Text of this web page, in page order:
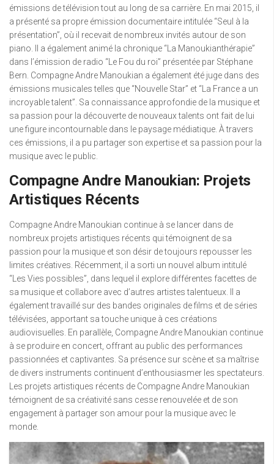
émissions de télévision tout au long de sa carrière. En mai 2015, il
a présenté sa propre émission documentaire intitulée “Seul à la
présentation”, où il recevait de nombreux invités autour de son
piano. Il a également animé la chronique “La Manoukianthérapie”
dans l’émission de radio “Le Fou du roi” présentée par Stéphane
Bern. Compagne Andre Manoukian a également été juge dans des
émissions musicales telles que “Nouvelle Star” et “La France a un
incroyable talent”. Sa connaissance approfondie de la musique et
sa passion pour la découverte de nouveaux talents ont fait de lui
une figure incontournable dans le paysage médiatique. À travers
ces émissions, il a pu partager son expertise et sa passion pour la
musique avec le public.
Compagne Andre Manoukian: Projets
Artistiques Récents
Compagne Andre Manoukian continue à se lancer dans de
nombreux projets artistiques récents qui témoignent de sa
passion pour la musique et son désir de toujours repousser les
limites créatives. Récemment, il a sorti un nouvel album intitulé
“Les Vies possibles”, dans lequel il explore différentes facettes de
sa musique et collabore avec d’autres artistes talentueux. Il a
également travaillé sur des bandes originales de films et de séries
télévisées, apportant sa touche unique à ces créations
audiovisuelles. En parallèle, Compagne Andre Manoukian continue
à se produire en concert, offrant au public des performances
passionnées et captivantes. Sa présence sur scène et sa maîtrise
de divers instruments continuent d’enthousiasmer les spectateurs.
Les projets artistiques récents de Compagne Andre Manoukian
témoignent de sa créativité sans cesse renouvelée et de son
engagement à partager son amour pour la musique avec le
monde.